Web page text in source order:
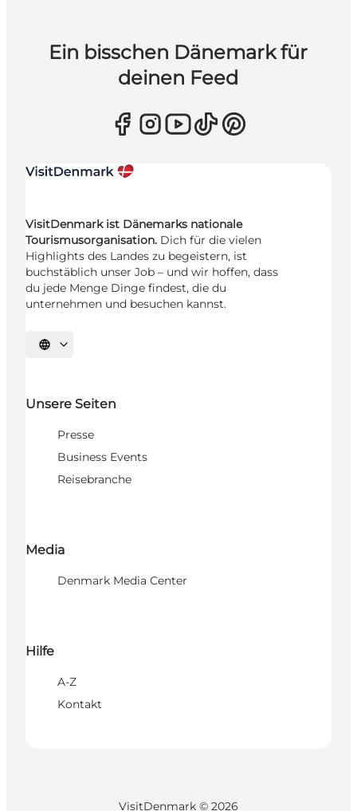
Ein bisschen Dänemark für
deinen Feed
VisitDenmark ist Dänemarks nationale
Tourismusorganisation. Dich für die vielen
Highlights des Landes zu begeistern, ist
buchstäblich unser Job – und wir hoffen, dass
du jede Menge Dinge findest, die du
unternehmen und besuchen kannst.
Sprache auswählen
Unsere Seiten
Presse
Business Events
Reisebranche
Media
Denmark Media Center
Hilfe
A-Z
Kontakt
VisitDenmark © 2026